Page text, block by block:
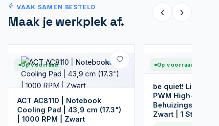
VAAK SAMEN BESTELD
Maak je werkplek af.
‹ ›
Op voorraad Nieuw
ACT AC8110 | Notebook
Cooling Pad | 43,9 cm (17.3")
| 1000 RPM | Zwart
Op voorraad
be quiet! Light
PWM High-Speed
Zwart | 1 Stuk